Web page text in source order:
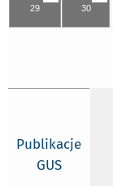
29 30
Publikacje
GUS